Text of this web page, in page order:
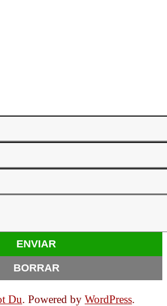
Du. Powered by WordPress.